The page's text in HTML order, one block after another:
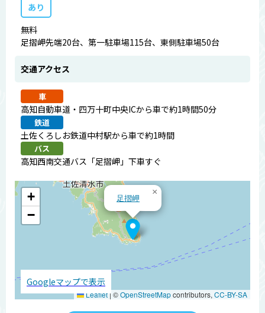
あり
無料
足摺岬先端20台、第一駐車場115台、東側駐車場50台
交通アクセス
車
高知自動車道・四万十町中央ICから車で約1時間50分
鉄道
土佐くろしお鉄道中村駅から車で約1時間
バス
高知西南交通バス「足摺岬」下車すぐ
足摺岬
×
+
−
Leaflet | ©OpenStreetMapcontributors, CC-BY-SA
Googleマップで表示